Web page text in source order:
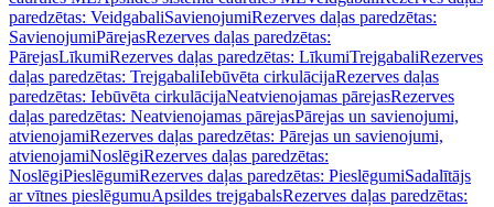
paredzētas: VeidgabaliSavienojumiRezerves daļas paredzētas:
SavienojumiPārejasRezerves daļas paredzētas:
PārejasLīkumiRezerves daļas paredzētas: LīkumiTrejgabaliRezerves
daļas paredzētas: TrejgabaliIebūvēta cirkulācijaRezerves daļas
paredzētas: Iebūvēta cirkulācijaNeatvienojamas pārejasRezerves
daļas paredzētas: Neatvienojamas pārejasPārejas un savienojumi,
atvienojamiRezerves daļas paredzētas: Pārejas un savienojumi,
atvienojamiNoslēgiRezerves daļas paredzētas:
NoslēgiPieslēgumiRezerves daļas paredzētas: PieslēgumiSadalītājs
ar vītnes pieslēgumuApsildes trejgabalsRezerves daļas paredzētas: